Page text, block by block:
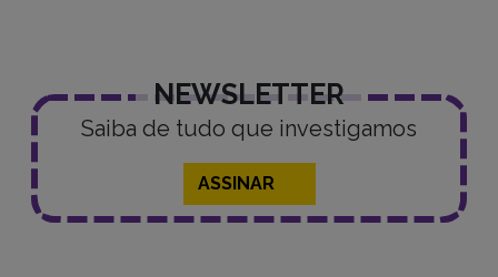
NEWSLETTER
Saiba de tudo que investigamos
ASSINAR